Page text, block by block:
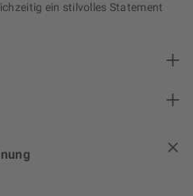
ein stilvolles Statement